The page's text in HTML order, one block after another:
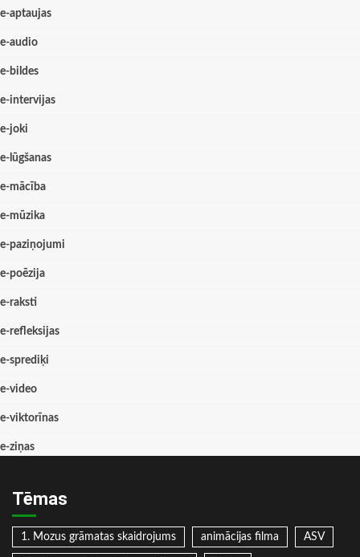
e-aptaujas
e-audio
e-bildes
e-intervijas
e-joki
e-lūgšanas
e-mācība
e-mūzika
e-paziņojumi
e-poēzija
e-raksti
e-refleksijas
e-sprediķi
e-video
e-viktorīnas
e-ziņas
Tēmas
1. Mozus grāmatas skaidrojums animācijas filma ASV